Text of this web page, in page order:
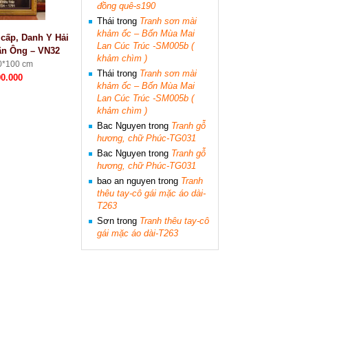
Danh Y Hải
Ông – VN32
cm
đồng quê-s190
Thái trong Tranh sơn mài
khảm ốc – Bốn Mùa Mai
Lan Cúc Trúc -SM005b (
khảm chìm )
Thái trong Tranh sơn mài
khảm ốc – Bốn Mùa Mai
Lan Cúc Trúc -SM005b (
khảm chìm )
Bac Nguyentrong Tranh gỗ
hương, chữ Phúc-TG031
Bac Nguyentrong Tranh gỗ
hương, chữ Phúc-TG031
bao an nguyentrong Tranh
thêu tay-cô gái mặc áo dài-
T263
Sơntrong Tranh thêu tay-cô
gái mặc áo dài-T263